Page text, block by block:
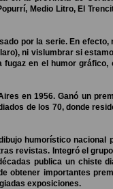
Medio Litro, El
por la serie. En efecto,
ni vislumbrar si
en el humor gráfico,
en 1956. Ganó un
de los 70, donde
humorístico nacional
revistas. Integró el
publica un chiste
obtener importantes
exposiciones.